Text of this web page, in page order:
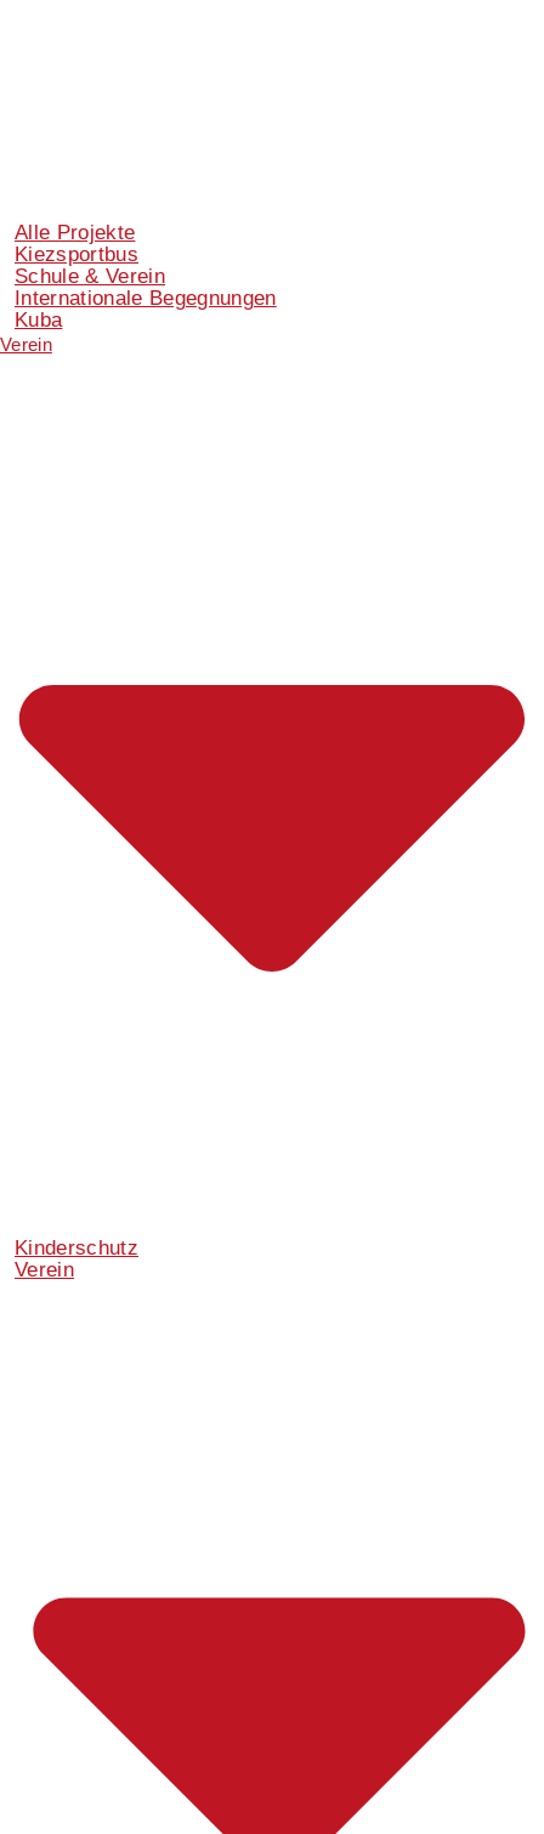
Alle Projekte
Kiezsportbus
Schule & Verein
Internationale Begegnungen
Kuba
Verein
Kinderschutz
Verein